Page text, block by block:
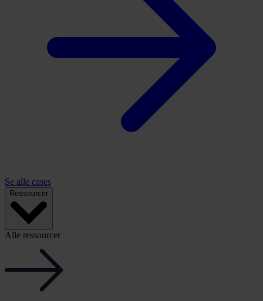
Se alle cases
Ressourcer
Alle ressourcer